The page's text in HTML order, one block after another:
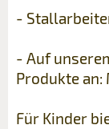
-
- Auf
Produkte an:
Für Kinder